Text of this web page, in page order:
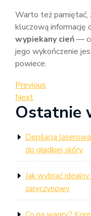
Warto też pamiętać,
kluczową
wypiekany cień—
jego wykończenie
powiece.
Nawigacja
wpisu
Previous
Post
Previous
Next
Post
Next
Ostatnie
Depilacja
do gładkiej skóry
Jak wybrać
zaręczynowy